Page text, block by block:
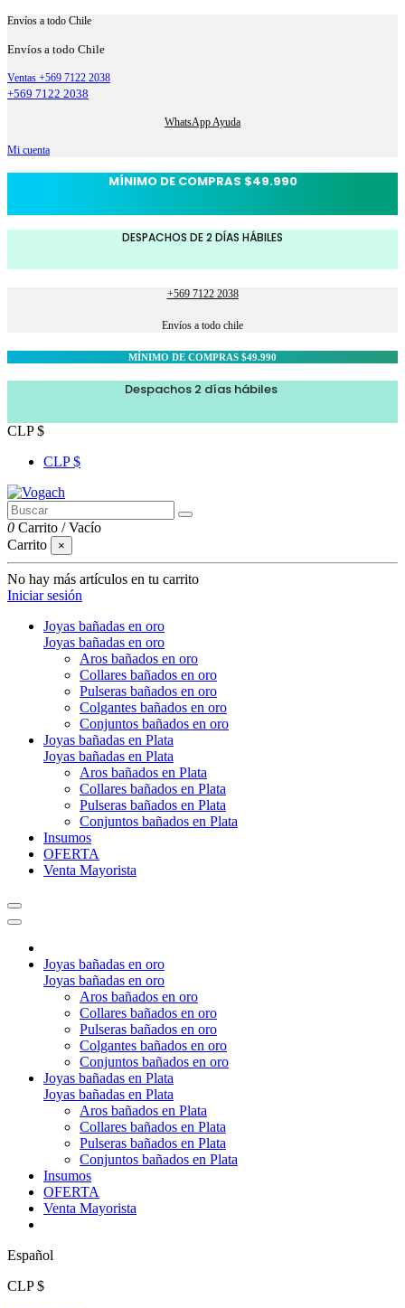
Envíos a todo Chile
Envíos a todo Chile
Ventas +569 7122 2038
+569 7122 2038
WhatsApp Ayuda
Mi cuenta
MÍNIMO DE COMPRAS $49.990
DESPACHOS DE 2 DÍAS HÁBILES
+569 7122 2038
Envíos a todo chile
MÍNIMO DE COMPRAS $49.990
Despachos 2 días hábiles
CLP $
CLP $
0 Carrito /Vacío
Carrito
×
No hay más artículos en tu carrito
Iniciar sesión
Joyas bañadas en oro
Joyas bañadas en oro
Aros bañados en oro
Collares bañados en oro
Pulseras bañados en oro
Colgantes bañados en oro
Conjuntos bañados en oro
Joyas bañadas en Plata
Joyas bañadas en Plata
Aros bañados en Plata
Collares bañados en Plata
Pulseras bañados en Plata
Conjuntos bañados en Plata
Insumos
OFERTA
Venta Mayorista
Joyas bañadas en oro
Joyas bañadas en oro
Aros bañados en oro
Collares bañados en oro
Pulseras bañados en oro
Colgantes bañados en oro
Conjuntos bañados en oro
Joyas bañadas en Plata
Joyas bañadas en Plata
Aros bañados en Plata
Collares bañados en Plata
Pulseras bañados en Plata
Conjuntos bañados en Plata
Insumos
OFERTA
Venta Mayorista
Español
CLP $